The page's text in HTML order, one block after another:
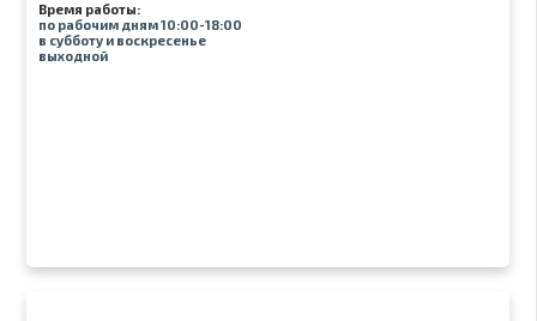
Время работы:
по рабочим дням 10:00-18:00
в субботу и воскресенье
выходной